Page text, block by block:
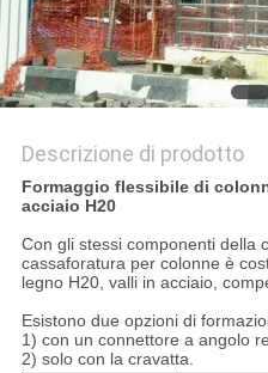
Descrizione di prodotto
Formaggio flessibile di
acciaio H20
Con gli stessi componenti della
cassaforatura per colonne è
legno H20, valli in acciaio,
Esistono due opzioni di
1) con un connettore a angolo
2) solo con la cravatta.